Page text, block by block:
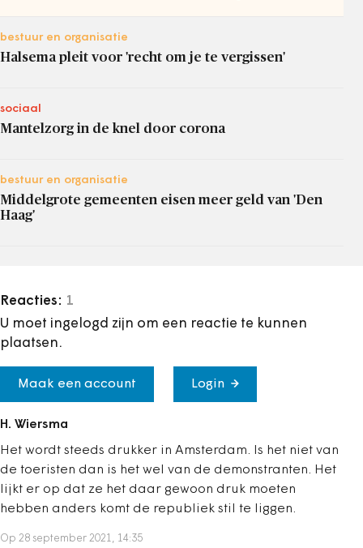
bestuur en organisatie
Halsema pleit voor 'recht om je te vergissen'
sociaal
Mantelzorg in de knel door corona
bestuur en organisatie
Middelgrote gemeenten eisen meer geld van 'Den
Haag'
Reacties: 1
U moet ingelogd zijn om een reactie te kunnen
plaatsen.
Maak een account Login
H. Wiersma
Het wordt steeds drukker in Amsterdam. Is het niet van
de toeristen dan is het wel van de demonstranten. Het
lijkt er op dat ze het daar gewoon druk moeten
hebben anders komt de republiek stil te liggen.
Op 28 september 2021, 14:35